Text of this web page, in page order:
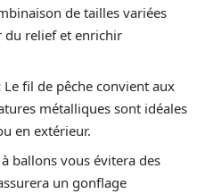
de tailles variées
du relief et enrichir
Le fil de pêche convient aux
métalliques sont idéales
en extérieur.
ballons vous évitera des
un gonflage